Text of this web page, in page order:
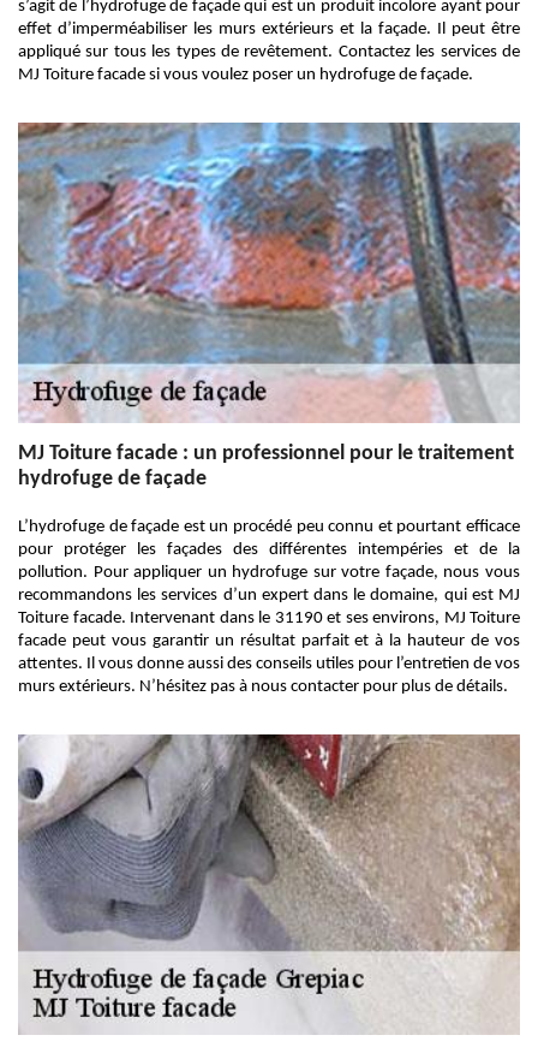
s’agit de l’hydrofuge de façade qui est un produit incolore ayant pour
effet d’imperméabiliser les murs extérieurs et la façade. Il peut être
appliqué sur tous les types de revêtement. Contactez les services de
MJ Toiture facade si vous voulez poser un hydrofuge de façade.
MJ Toiture facade : un professionnel pour le traitement
hydrofuge de façade
L’hydrofuge de façade est un procédé peu connu et pourtant efficace
pour protéger les façades des différentes intempéries et de la
pollution. Pour appliquer un hydrofuge sur votre façade, nous vous
recommandons les services d’un expert dans le domaine, qui est MJ
Toiture facade. Intervenant dans le 31190 et ses environs, MJ Toiture
facade peut vous garantir un résultat parfait et à la hauteur de vos
attentes. Il vous donne aussi des conseils utiles pour l’entretien de vos
murs extérieurs. N’hésitez pas à nous contacter pour plus de détails.